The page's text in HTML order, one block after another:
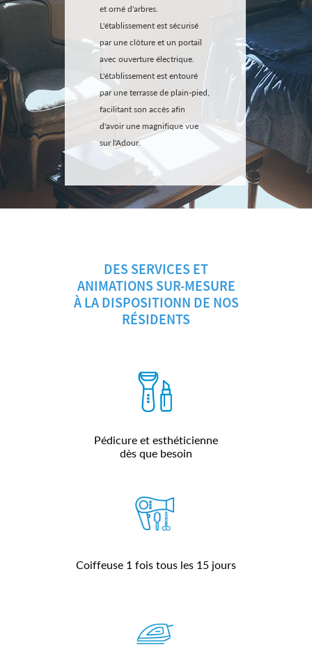
et orné d'arbres.
L'établissement est sécurisé
par une clôture et un portail
avec ouverture électrique.
L'établissement est entouré
par une terrasse de plain-pied,
facilitant son accès afin
d'avoir une magnifique vue
sur l'Adour.
DES SERVICES ET
ANIMATIONS SUR-MESURE
À LA DISPOSITIONN DE NOS
RÉSIDENTS
Pédicure et esthéticienne
dès que besoin
Coiffeuse 1 fois tous les 15 jours